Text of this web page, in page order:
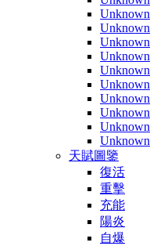
Unknown
Unknown
Unknown
Unknown
Unknown
Unknown
Unknown
Unknown
Unknown
Unknown
天賦圖鑒
復活
重擊
充能
陽炎
自爆